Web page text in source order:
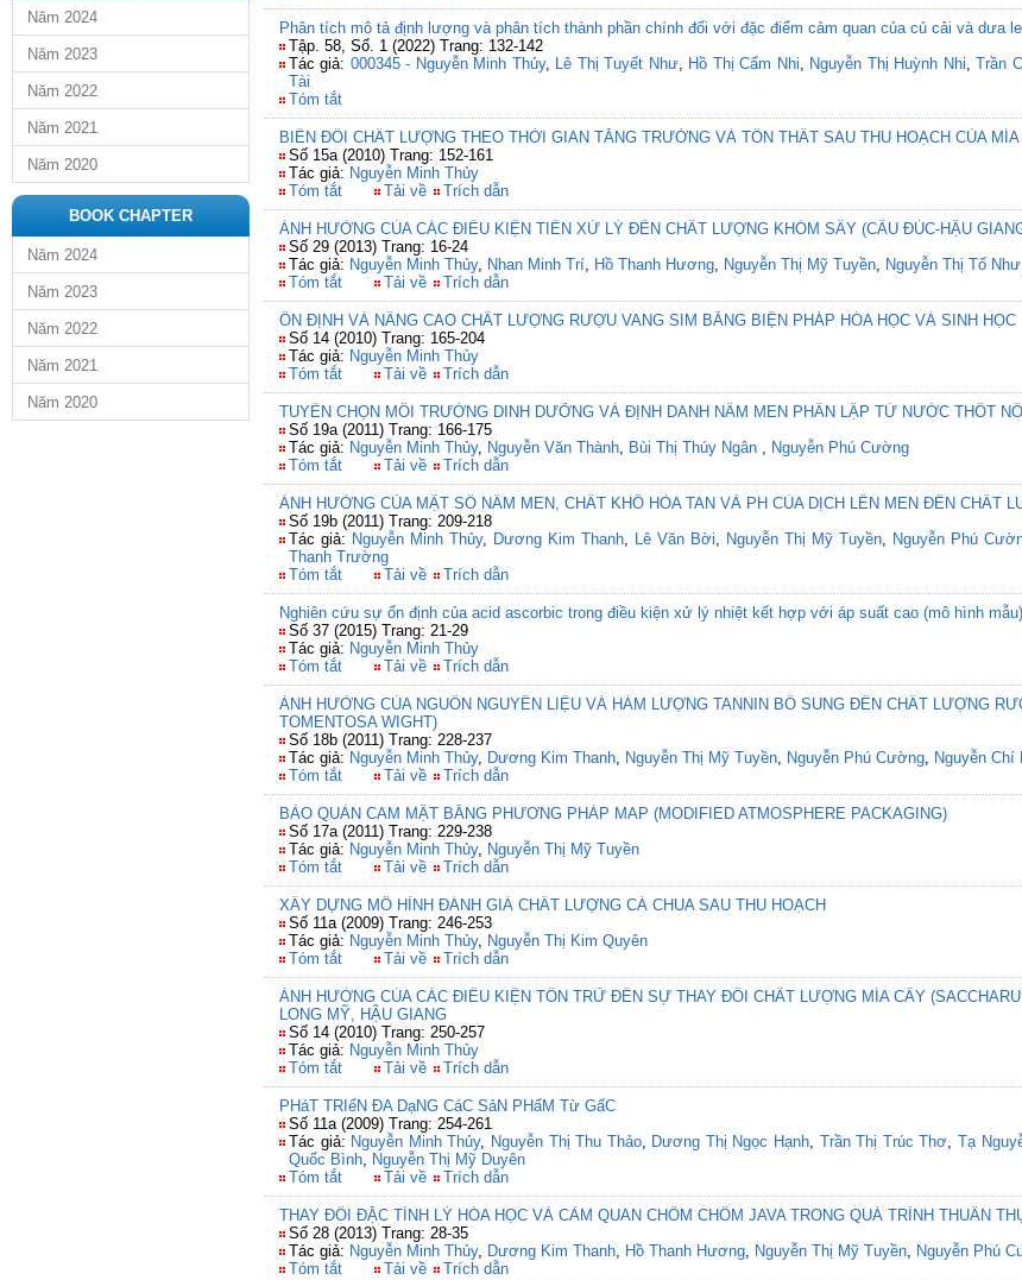
Năm 2024
Năm 2023
Năm 2022
Năm 2021
Năm 2020
BOOK CHAPTER
Năm 2024
Năm 2023
Năm 2022
Năm 2021
Năm 2020
Phân tích mô tả định lượng và phân tích thành phần chính đối với đặc điểm cảm quan của củ cải và dưa
Tập. 58, Số. 1 (2022) Trang: 132-142
Tác giả: 000345 - Nguyễn Minh Thủy, Lê Thị Tuyết Như, Hồ Thị Cẩm Nhi, Nguyễn Thị Huỳnh Nhi,Trần
Tài
Tóm tắt
BIẾN ĐỔI CHẤT LƯỢNG THEO THỜI GIAN TĂNG TRƯỞNG VÀ TỔN THẤT SAU THU HOẠCH CỦA
Số 15a (2010) Trang: 152-161
Tác giả: Nguyễn Minh Thủy
Tóm tắt
Tải về Trích dẫn
ẢNH HƯỞNG CỦA CÁC ĐIỀU KIỆN TIỀN XỬ LÝ ĐẾN CHẤT LƯỢNG KHÓM SẤY (CẦU ĐÚC-HẬU
Số 29 (2013) Trang: 16-24
Tác giả: Nguyễn Minh Thủy, Nhan Minh Trí, Hồ Thanh Hương, Nguyễn Thị Mỹ Tuyền, Nguyễn Thị Tố Như
Tóm tắt
Tải về Trích dẫn
ỔN ĐỊNH VÀ NÂNG CAO CHẤT LƯỢNG RƯỢU VANG SIM BẰNG BIỆN PHÁP HÓA HỌC VÀ SINH HỌC
Số 14 (2010) Trang: 165-204
Tác giả: Nguyễn Minh Thủy
Tóm tắt
Tải về Trích dẫn
TUYỂN CHỌN MÔI TRƯỜNG DINH DƯỠNG VÀ ĐỊNH DANH NẤM MEN PHÂN LẬP TỪ NƯỚC THỐT
Số 19a (2011) Trang: 166-175
Tác giả: Nguyễn Minh Thủy, Nguyễn Văn Thành, Bùi Thị Thúy Ngân , Nguyễn Phú Cường
Tóm tắt
Tải về Trích dẫn
ẢNH HƯỞNG CỦA MẬT SỐ NẤM MEN, CHẤT KHÔ HÒA TAN VÀ PH CỦA DỊCH LÊN MEN ĐẾN CHẤT
Số 19b (2011) Trang: 209-218
Tác giả: Nguyễn Minh Thủy, Dương Kim Thanh, Lê Văn Bời, Nguyễn Thị Mỹ Tuyền, Nguyễn Phú
Thanh Trường
Tóm tắt
Tải về Trích dẫn
Nghiên cứu sự ổn định của acid ascorbic trong điều kiện xử lý nhiệt kết hợp với áp suất cao (mô hình mẫu)
Số 37 (2015) Trang: 21-29
Tác giả: Nguyễn Minh Thủy
Tóm tắt
Tải về Trích dẫn
ẢNH HƯỞNG CỦA NGUỒN NGUYÊN LIỆU VÀ HÀM LƯỢNG TANNIN BỔ SUNG ĐẾN CHẤT LƯỢNG
TOMENTOSA WIGHT)
Số 18b (2011) Trang: 228-237
Tác giả: Nguyễn Minh Thủy, Dương Kim Thanh, Nguyễn Thị Mỹ Tuyền, Nguyễn Phú Cường, Nguyễn Chí
Tóm tắt
Tải về Trích dẫn
BẢO QUẢN CAM MẬT BẰNG PHƯƠNG PHÁP MAP (MODIFIED ATMOSPHERE PACKAGING)
Số 17a (2011) Trang: 229-238
Tác giả: Nguyễn Minh Thủy, Nguyễn Thị Mỹ Tuyền
Tóm tắt
Tải về Trích dẫn
XÂY DỰNG MÔ HÌNH ĐÁNH GIÁ CHẤT LƯỢNG CÀ CHUA SAU THU HOẠCH
Số 11a (2009) Trang: 246-253
Tác giả: Nguyễn Minh Thủy, Nguyễn Thị Kim Quyên
Tóm tắt
Tải về Trích dẫn
ẢNH HƯỞNG CỦA CÁC ĐIỀU KIỆN TỒN TRỮ ĐẾN SỰ THAY ĐỔI CHẤT LƯỢNG MÍA CÂY
LONG MỸ, HẬU GIANG
Số 14 (2010) Trang: 250-257
Tác giả: Nguyễn Minh Thủy
Tóm tắt
Tải về Trích dẫn
PHáT TRIểN ĐA DạNG CáC SảN PHẩM Từ GấC
Số 11a (2009) Trang: 254-261
Tác giả: Nguyễn Minh Thủy, Nguyễn Thị Thu Thảo, Dương Thị Ngọc Hạnh, Trần Thị Trúc Thơ, Tạ
Quốc Bình, Nguyễn Thị Mỹ Duyên
Tóm tắt
Tải về Trích dẫn
THAY ĐỔI ĐẶC TÍNH LÝ HÓA HỌC VÀ CẢM QUAN CHÔM CHÔM JAVA TRONG QUÁ TRÌNH THUẦN
Số 28 (2013) Trang: 28-35
Tác giả: Nguyễn Minh Thủy, Dương Kim Thanh, Hồ Thanh Hương, Nguyễn Thị Mỹ Tuyền, Nguyễn Phú
Tóm tắt
Tải về Trích dẫn